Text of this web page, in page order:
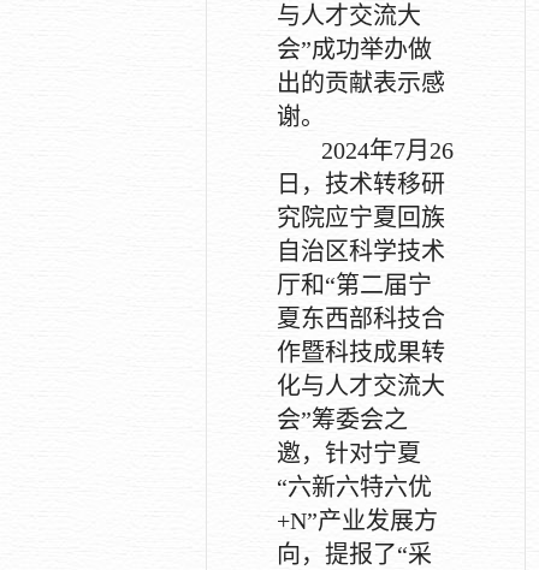
与人才交流大
会”成功举办做
出的贡献表示感
谢。
2024年7月26
日，技术转移研
究院应宁夏回族
自治区科学技术
厅和“第二届宁
夏东西部科技合
作暨科技成果转
化与人才交流大
会”筹委会之
邀，针对宁夏
“六新六特六优
+N”产业发展方
向，提报了“采